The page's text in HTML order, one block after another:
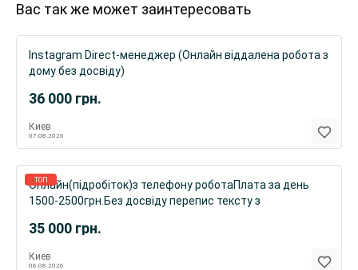
Вас так же может заинтересовать
36 000 грн.
Instagram Direct-менеджер (Онлайн віддалена робота з
дому без досвіду)
Киев
07.08.2026
ТОП
35 000 грн.
Онлайн(підробіток)з телефону роботаПлата за день
1500-2500грн.Без досвіду перепис тексту з
Киев
06.08.2026